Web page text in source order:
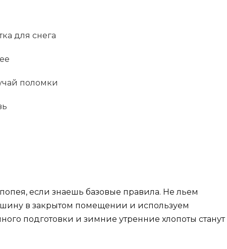
для снега
поломки
если знаешь базовые правила. Не льем
в закрытом помещении и используем
подготовки и зимние утренние хлопоты станут